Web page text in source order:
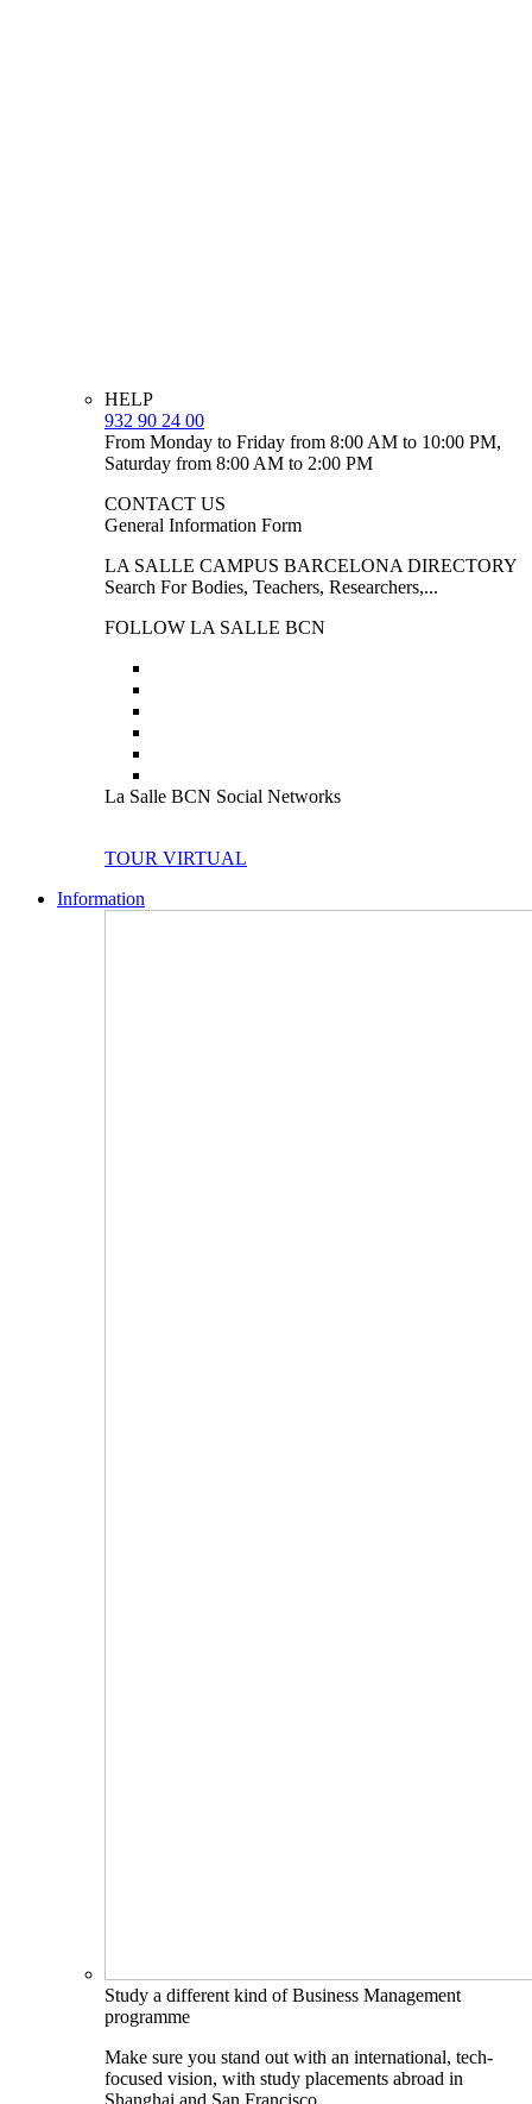
HELP
932 90 24 00
From Monday to Friday from 8:00 AM to 10:00 PM,
Saturday from 8:00 AM to 2:00 PM
CONTACT US
General Information Form
LA SALLE CAMPUS BARCELONA DIRECTORY
Search For Bodies, Teachers, Researchers,...
FOLLOW LA SALLE BCN
La Salle BCN Social Networks
TOUR VIRTUAL
Information
Study a different kind of Business Management
programme
Make sure you stand out with an international, tech-
focused vision, with study placements abroad in
Shanghai and San Francisco.